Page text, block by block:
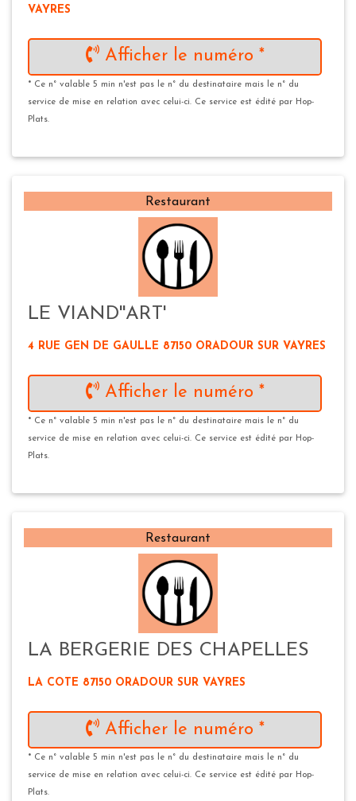
VAYRES
Afficher le numéro *
* Ce n° valable 5 min n'est pas le n° du destinataire mais le n° du
service de mise en relation avec celui-ci. Ce service est édité par Hop-
Plats.
Restaurant
LE VIAND''ART'
4 RUE GEN DE GAULLE 87150 ORADOUR SUR VAYRES
Afficher le numéro *
* Ce n° valable 5 min n'est pas le n° du destinataire mais le n° du
service de mise en relation avec celui-ci. Ce service est édité par Hop-
Plats.
Restaurant
LA BERGERIE DES CHAPELLES
LA COTE 87150 ORADOUR SUR VAYRES
Afficher le numéro *
* Ce n° valable 5 min n'est pas le n° du destinataire mais le n° du
service de mise en relation avec celui-ci. Ce service est édité par Hop-
Plats.